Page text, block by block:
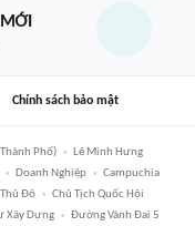
Chính sách bảo mật
Phố)
Lê Minh Hưng
Doanh Nghiệp
Campuchia
Đô
Chủ Tịch Quốc Hội
Xây Dựng Đường Vành Đai 5